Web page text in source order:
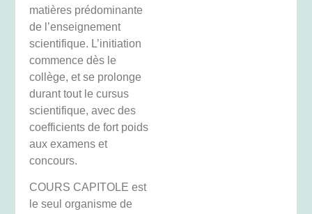
matières prédominante
de l’enseignement
scientifique. L’initiation
commence dès le
collège, et se prolonge
durant tout le cursus
scientifique, avec des
coefficients de fort poids
aux examens et
concours.
COURS CAPITOLE est
le seul organisme de